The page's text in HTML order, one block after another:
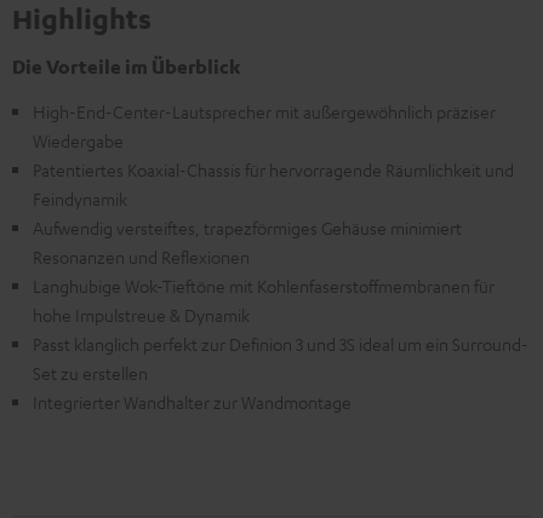
Highlights
Die Vorteile im Überblick
High-End-Center-Lautsprecher mit außergewöhnlich präziser
Wiedergabe
Patentiertes Koaxial-Chassis für hervorragende Räumlichkeit und
Feindynamik
Aufwendig versteiftes, trapezförmiges Gehäuse minimiert
Resonanzen und Reflexionen
Langhubige Wok-Tieftöne mit Kohlenfaserstoffmembranen für
hohe Impulstreue & Dynamik
Passt klanglich perfekt zur Definion 3 und 3S ideal um ein Surround-
Set zu erstellen
Integrierter Wandhalter zur Wandmontage